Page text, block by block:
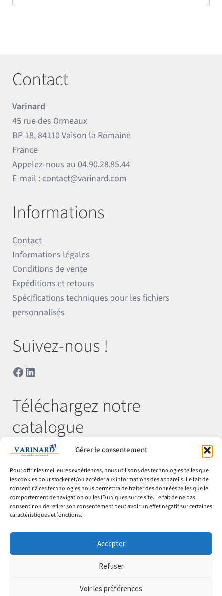
Gérer le consentement
Pour offrir les meilleures expériences, nous utilisons des technologies telles que
les cookies pour stocker et/ou accéder aux informations des appareils. Le fait de
consentir à ces technologies nous permettra de traiter des données telles que le
comportement de navigation ou les ID uniques sur ce site. Le fait de ne pas
consentir ou de retirer son consentement peut avoir un effet négatif sur certaines
caractéristiques et fonctions.
Accepter
Refuser
Voir les préférences
Contact
Varinard
45 rue des Ormeaux
BP 18, 84110 Vaison la Romaine
France
Appelez-nous au04.90.28.85.44
E-mail : contact@varinard.com
Informations
Contact
Informations légales
Conditions de vente
Expéditions et retours
Spécifications techniques pour les fichiers
personnalisés
Suivez-nous !
Facebook
LinkedIn
Téléchargez notre
catalogue
© Varinard 2026